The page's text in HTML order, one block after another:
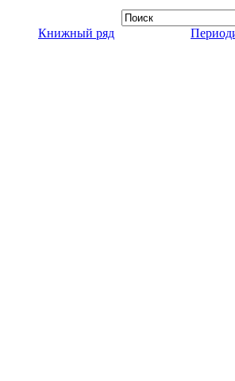
Книжный ряд